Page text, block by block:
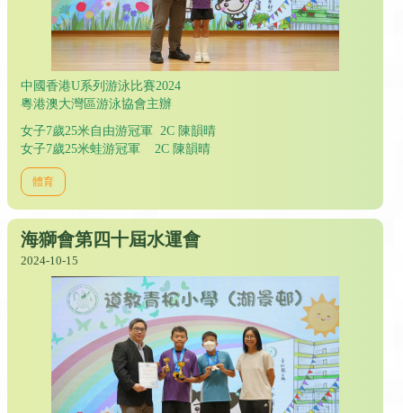
中國香港U系列游泳比賽2024
粵港澳大灣區游泳協會主辦
女子7歲25米自由游冠軍 2C 陳韻晴
女子7歲25米蛙游冠軍 2C 陳韻晴
體育
海獅會第四十屆水運會
2024-10-15